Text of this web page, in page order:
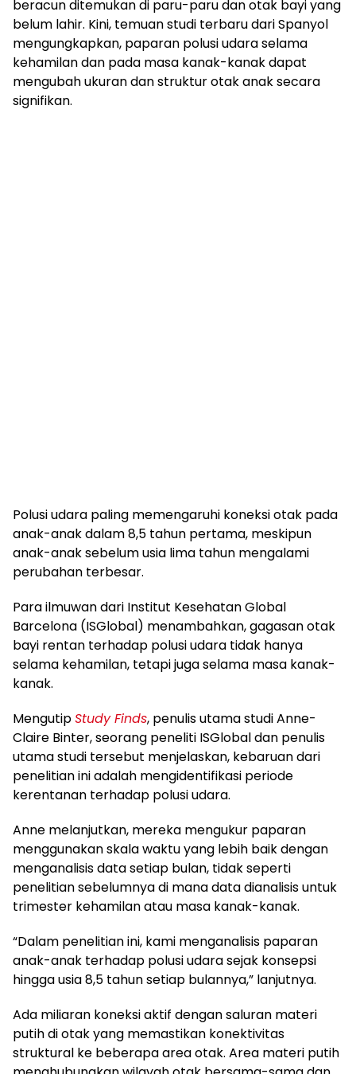
beracun ditemukan di paru-paru dan otak bayi yang
belum lahir. Kini, temuan studi terbaru dari Spanyol
mengungkapkan, paparan polusi udara selama
kehamilan dan pada masa kanak-kanak dapat
mengubah ukuran dan struktur otak anak secara
signifikan.
Polusi udara paling memengaruhi koneksi otak pada
anak-anak dalam 8,5 tahun pertama, meskipun
anak-anak sebelum usia lima tahun mengalami
perubahan terbesar.
Para ilmuwan dari Institut Kesehatan Global
Barcelona (ISGlobal) menambahkan, gagasan otak
bayi rentan terhadap polusi udara tidak hanya
selama kehamilan, tetapi juga selama masa kanak-
kanak.
MengutipStudy Finds, penulis utama studi Anne-
Claire Binter, seorang peneliti ISGlobal dan penulis
utama studi tersebut menjelaskan, kebaruan dari
penelitian ini adalah mengidentifikasi periode
kerentanan terhadap polusi udara.
Anne melanjutkan, mereka mengukur paparan
menggunakan skala waktu yang lebih baik dengan
menganalisis data setiap bulan, tidak seperti
penelitian sebelumnya di mana data dianalisis untuk
trimester kehamilan atau masa kanak-kanak.
“Dalam penelitian ini, kami menganalisis paparan
anak-anak terhadap polusi udara sejak konsepsi
hingga usia 8,5 tahun setiap bulannya,” lanjutnya.
Ada miliaran koneksi aktif dengan saluran materi
putih di otak yang memastikan konektivitas
struktural ke beberapa area otak. Area materi putih